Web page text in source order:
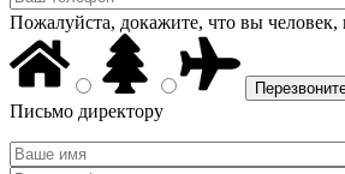
Пожалуйста, докажите, что вы человек,
Письмо директору